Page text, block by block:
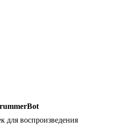
для воспроизведения